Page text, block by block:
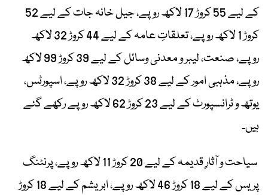
کے لیے 55 کروڑ 17 لاکھ روپے، جیل خانہ جات کے لیے 52
کروڑ 1 لاکھ روپے، تعلقاتِ عامہ کے لیے 44 کروڑ 32 لاکھ
روپے، صنعت، لیبر و معدنی وسائل کے لیے 39 کروڑ 99 لاکھ
روپے، مذہبی امور کے لیے 38 کروڑ 32 لاکھ روپے، اسپورٹس،
یوتھ و ٹرانسپورٹ کے لیے 23 کروڑ 62 لاکھ روپے رکھے گئے
ہیں۔
سیاحت و آثارِ قدیمہ کے لیے 20 کروڑ 11 لاکھ روپے، پرنٹنگ
پریس کے لیے 18 کروڑ 46 لاکھ روپے، ابریشم کے لیے 18 کروڑ